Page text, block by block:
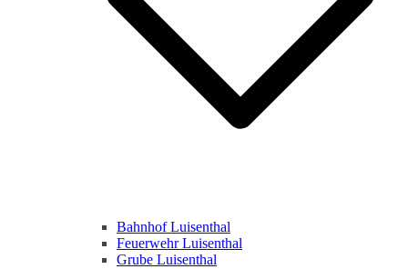
Bahnhof Luisenthal
Feuerwehr Luisenthal
Grube Luisenthal